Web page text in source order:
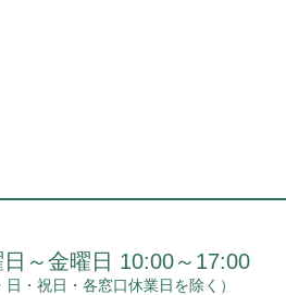
日～金曜日 10:00～17:00
日・祝日・各窓口休業日を除く）